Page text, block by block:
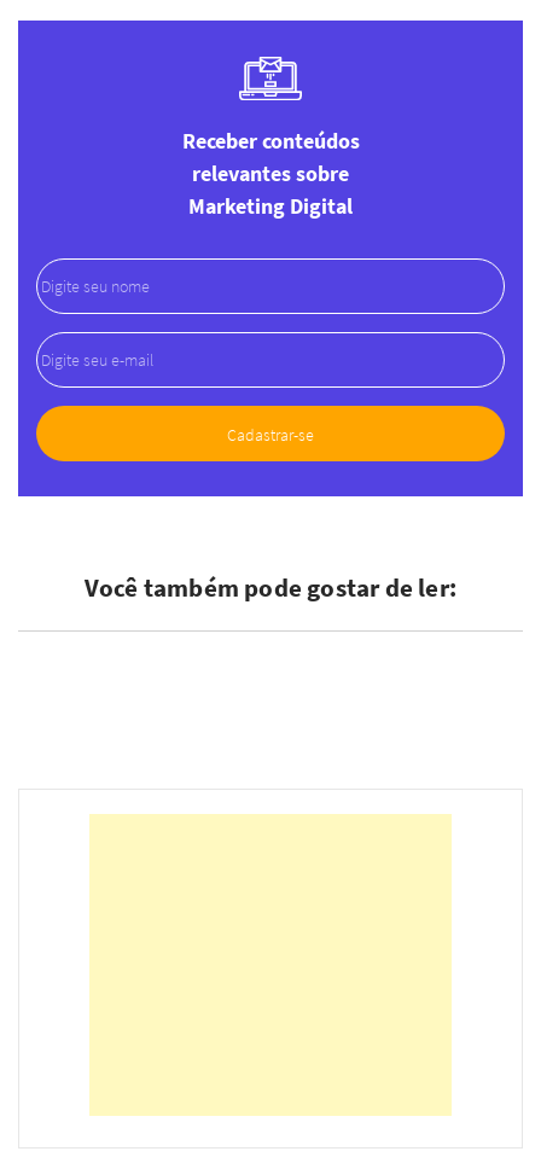
Receber conteúdos
relevantes sobre
Marketing Digital
Você também pode gostar de ler: